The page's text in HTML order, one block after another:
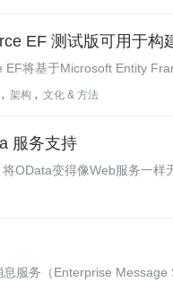
EF 测试版可用于构
将基于Microsoft Entity
架构 文化 & 方法
服务支持
OData变得像Web服务一样
服务（Enterprise Message